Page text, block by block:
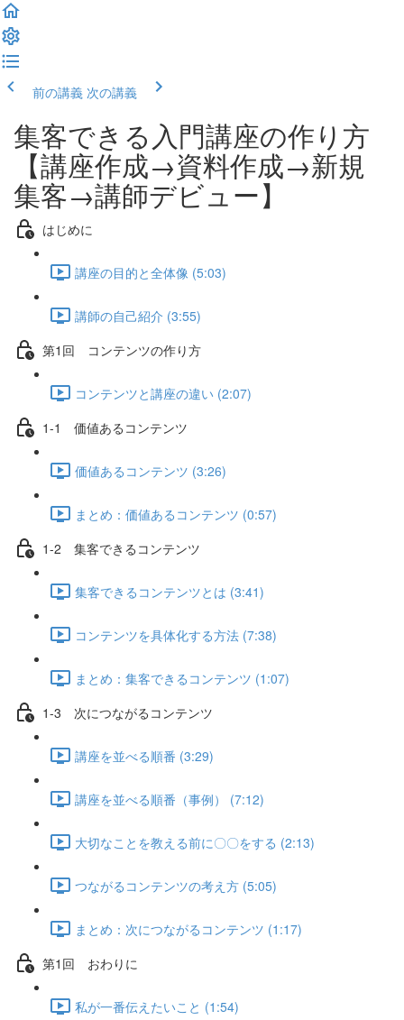
前の講義 次の講義
集客できる入門講座の作り方
【講座作成→資料作成→新規
集客→講師デビュー】
はじめに
講座の目的と全体像 (5:03)
講師の自己紹介 (3:55)
第1回 コンテンツの作り方
コンテンツと講座の違い (2:07)
1-1 価値あるコンテンツ
価値あるコンテンツ (3:26)
まとめ：価値あるコンテンツ (0:57)
1-2 集客できるコンテンツ
集客できるコンテンツとは (3:41)
コンテンツを具体化する方法 (7:38)
まとめ：集客できるコンテンツ (1:07)
1-3 次につながるコンテンツ
講座を並べる順番 (3:29)
講座を並べる順番（事例） (7:12)
大切なことを教える前に〇〇をする (2:13)
つながるコンテンツの考え方 (5:05)
まとめ：次につながるコンテンツ (1:17)
第1回 おわりに
私が一番伝えたいこと (1:54)